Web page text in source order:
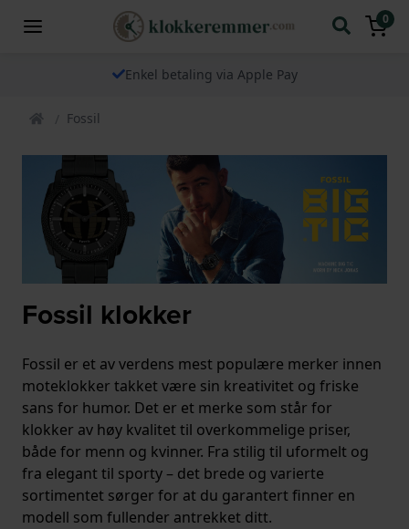
0
Enkel betaling via Apple Pay
Fossil
Fossil klokker
Fossil er et av verdens mest populære merker innen
moteklokker takket være sin kreativitet og friske
sans for humor. Det er et merke som står for
klokker av høy kvalitet til overkommelige priser,
både for menn og kvinner. Fra stilig til uformelt og
fra elegant til sporty – det brede og varierte
sortimentet sørger for at du garantert finner en
modell som fullender antrekket ditt.